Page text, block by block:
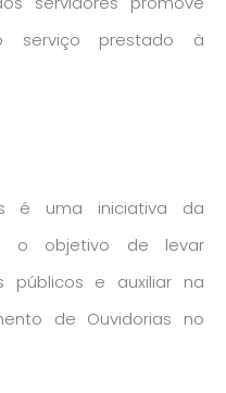
serviço prestado à
é uma iniciativa da
o objetivo de levar
públicos e auxiliar na
de Ouvidorias no